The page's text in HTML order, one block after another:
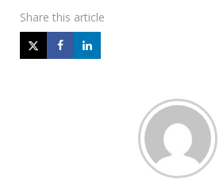
Share this article